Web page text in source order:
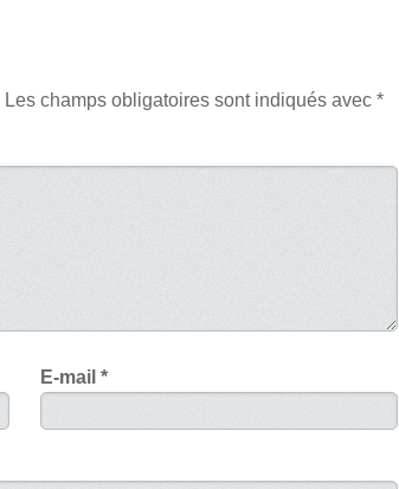
Les champs obligatoires sont indiqués avec*
E-mail *